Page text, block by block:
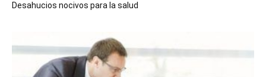
Desahucios nocivos para la salud